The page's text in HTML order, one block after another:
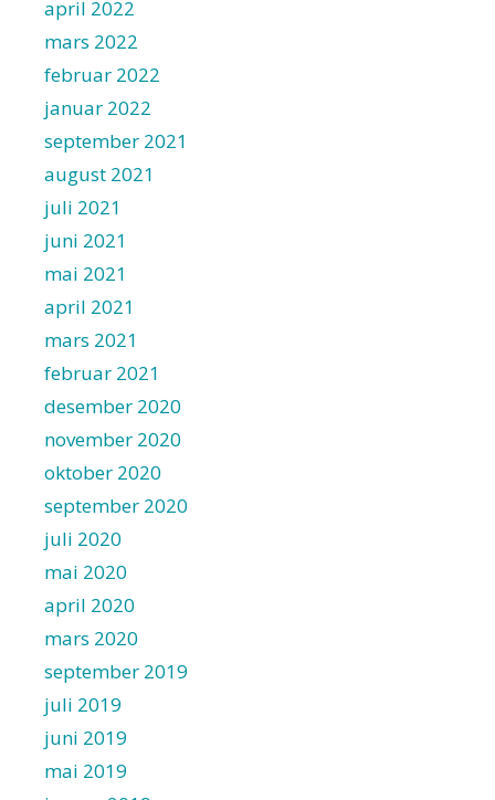
april 2022
mars 2022
februar 2022
januar 2022
september 2021
august 2021
juli 2021
juni 2021
mai 2021
april 2021
mars 2021
februar 2021
desember 2020
november 2020
oktober 2020
september 2020
juli 2020
mai 2020
april 2020
mars 2020
september 2019
juli 2019
juni 2019
mai 2019